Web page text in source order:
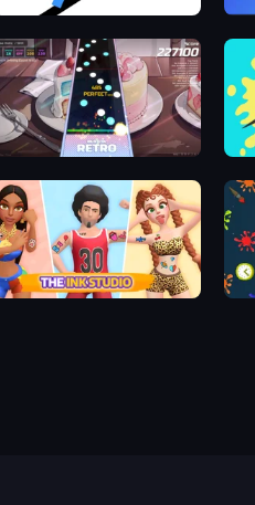
Line Rider
Rhythm Capture
The Ink Studio